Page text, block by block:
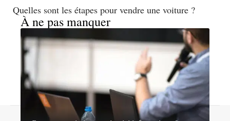
Quelles sont les étapes pour vendre une voiture ?
À ne pas manquer
Mentions légales Sitemap